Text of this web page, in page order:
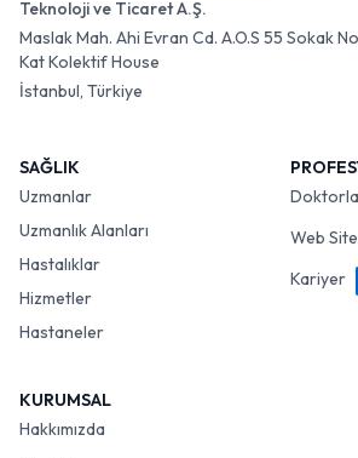
Teknoloji ve Ticaret A.Ş.
Maslak Mah. Ahi Evran Cd. A.O.S 55 Sokak
Kat Kolektif House
İstanbul, Türkiye
SAĞLIK
Uzmanlar
Uzmanlık Alanları
Hastalıklar
Hizmetler
Hastaneler
Web
Kariyer
KURUMSAL
Hakkımızda